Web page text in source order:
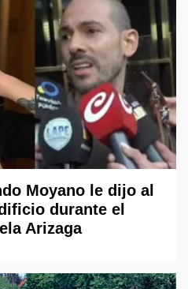
Moyano le dijo al
durante el
Arizaga